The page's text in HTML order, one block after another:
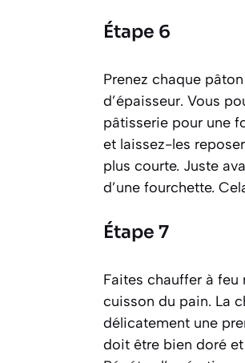
Étape 6
Prenez chaque
d’épaisseur. Vous
pâtisserie pour une
et laissez-les
plus courte. Juste
d’une fourchette.
Étape 7
Faites chauffer à
cuisson du pain. La
délicatement une
doit être bien doré